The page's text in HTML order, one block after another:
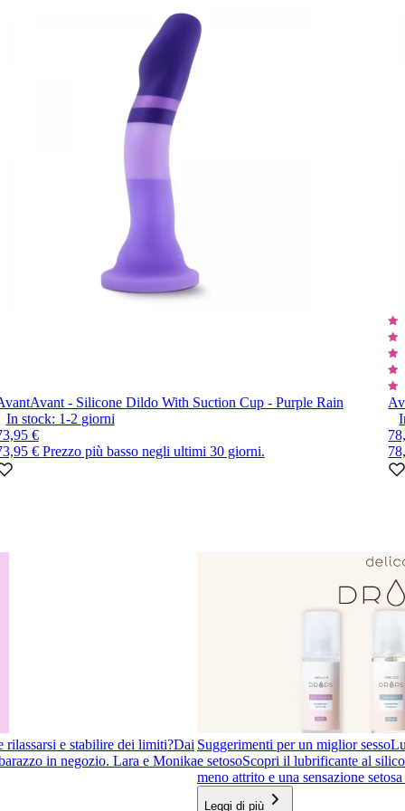
Avant - Silicone Dildo With Suction Cup - Purple Rain
In stock: 1-2 giorni
€
€ Prezzo più basso negli ultimi 30 giorni.
rilassarsi e stabilire dei limiti?Dai
in negozio. Lara e Monika
Suggerimenti per un miglior sesso
e setosoScopri il lubrificante al
meno attrito e una sensazione
Leggi di più